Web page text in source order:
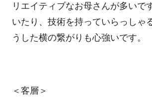
リエイティブなお母さんが多いで
いたり、技術を持っていらっしゃ
うした横の繋がりも心強いです。
＜客層＞